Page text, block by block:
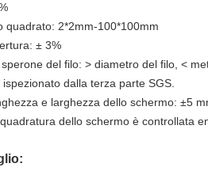
quadrato: 2*2mm-100*100mm
± 3%
del filo: > diametro del filo, <
dalla terza parte SGS.
e larghezza dello schermo: ±5
dello schermo è controllata